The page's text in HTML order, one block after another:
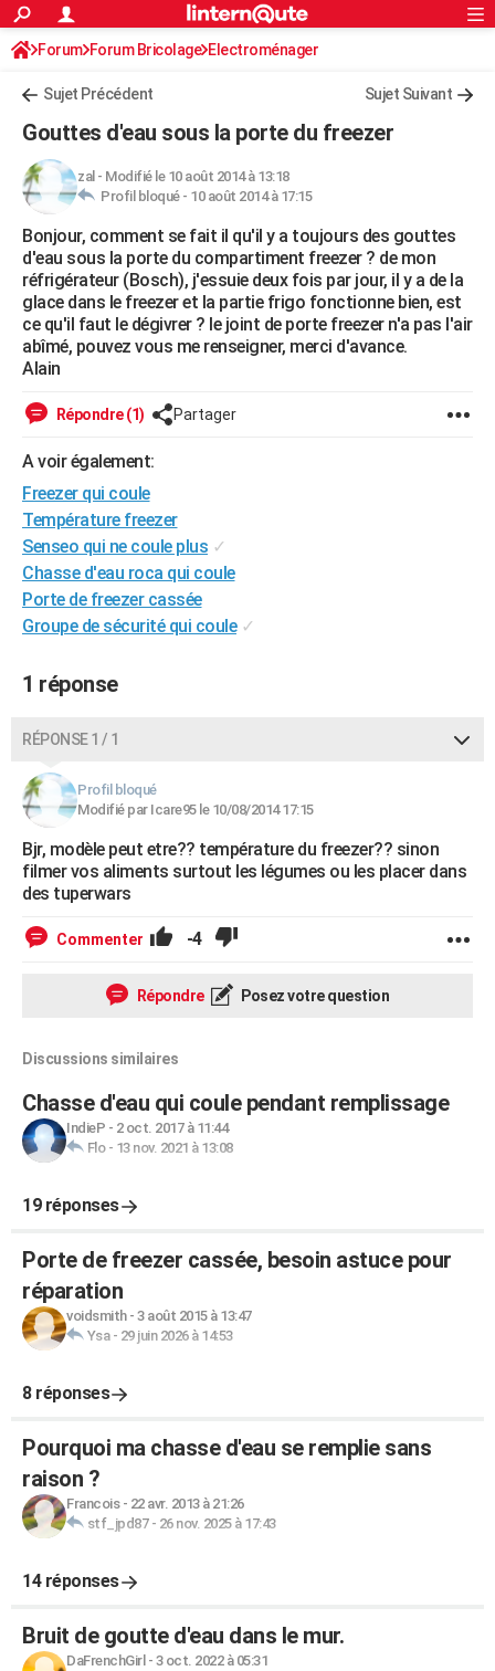
ACTUALITÉS
Politique
Société
Faits Divers
Education
Monde
Villes
+
FINANCE
Retraite
Impôts
Epargne
Immobilier
Risques naturels par ville
Banque
Assurance
Crédit
AUTO
Essais
Réserver un essai
Citadines
Berlines
SUV
Forum auto
+HIGH-TECH
Mobiles
Meilleur smartphone
Internet
Ordinateurs
Jeux vidéo
Guide high-tech
+BRICOLAGE
Forum
Aménagement intérieur
Extérieur
Cuisine
Salle de bains
Jardinage
Rangement
WEEK-END
Art de vivre
Bien-être
Loisirs
Mode
Modes de vie
Alimentation
Guide de la santé
Maladies
Médicaments
Sommeil
Destinations
City break
Voyage nature
Voyage de noces
Forum
Climat
+PHOTO
GUIDES D'ACHAT
BONS PLANS
Carte de Noël
Carte Bonne année
Carte Saint-Valentin
Carte Pâques
Carte d'anniversaire
DICTIONNAIRE
Dictionnaire
Biographies
Citations
Expressions
Proverbes
PROGRAMME TV
COPAINS D'AVANT
S'inscrire
Se connecter
Lycées
Collèges
Primaires
Universités
Entreprises
Service militaire
Avis de recherche
FORUM
S'inscrire
Connexion
Forum Forum Bricolage Electroménager
Sujet Précédent Sujet Suivant
Gouttes d'eau sous la porte du freezer
zal - Modifié le 10 août 2014 à 13:18
Profil bloqué - 10 août 2014 à 17:15
Bonjour, comment se fait il qu'il y a toujours des gouttes
d'eau sous la porte du compartiment freezer ? de mon
réfrigérateur (Bosch), j'essuie deux fois par jour, il y a de la
glace dans le freezer et la partie frigo fonctionne bien, est
ce qu'il faut le dégivrer ? le joint de porte freezer n'a pas l'air
abîmé, pouvez vous me renseigner, merci d'avance.
Alain
Répondre (1) Partager
A voir également:
Freezer qui coule
Température freezer
Senseo qui ne coule plus ✓
Chasse d'eau roca qui coule
Porte de freezer cassée
Groupe de sécurité qui coule ✓
1 réponse
RÉPONSE 1 / 1
Profil bloqué
Modifié par Icare95 le 10/08/2014 17:15
Bjr, modèle peut etre?? température du freezer?? sinon
filmer vos aliments surtout les légumes ou les placer dans
des tuperwars
Commenter -4
Répondre Posez votre question
Discussions similaires
Chasse d'eau qui coule pendant remplissage
IndieP - 2 oct. 2017 à 11:44
Flo- 13 nov. 2021 à 13:08
19 réponses
Porte de freezer cassée, besoin astuce pour
réparation
voidsmith- 3 août 2015 à 13:47
Ysa- 29 juin 2026 à 14:53
8 réponses
Pourquoi ma chasse d'eau se remplie sans
raison ?
Francois- 22 avr. 2013 à 21:26
stf_jpd87- 26 nov. 2025 à 17:43
14 réponses
Bruit de goutte d'eau dans le mur.
DaFrenchGirl - 3 oct. 2022 à 05:31